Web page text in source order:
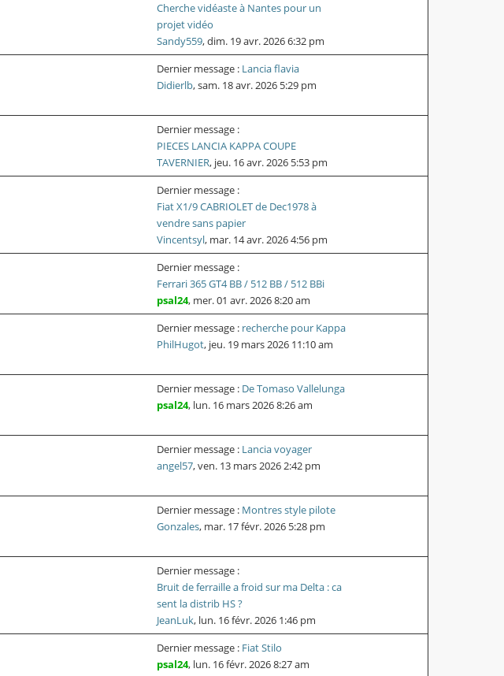
Cherche vidéaste à Nantes pour un
projet vidéo
Sandy559,dim. 19 avr. 2026 6:32 pm
Dernier message : Lancia flavia
Didierlb,sam. 18 avr. 2026 5:29 pm
Dernier message :
PIECES LANCIA KAPPA COUPE
TAVERNIER, jeu. 16 avr. 2026 5:53 pm
Dernier message :
Fiat X1/9 CABRIOLET de Dec1978 à
vendre sans papier
Vincentsyl, mar. 14 avr. 2026 4:56 pm
Dernier message :
Ferrari 365 GT4 BB / 512 BB / 512 BBi
psal24, mer. 01 avr. 2026 8:20 am
Dernier message : recherche pour Kappa
PhilHugot, jeu. 19 mars 2026 11:10 am
Dernier message : De Tomaso Vallelunga
psal24, lun. 16 mars 2026 8:26 am
Dernier message : Lancia voyager
angel57,ven. 13 mars 2026 2:42 pm
Dernier message : Montres style pilote
Gonzales, mar. 17 févr. 2026 5:28 pm
Dernier message :
Bruit de ferraille a froid sur ma Delta : ca
sent la distrib HS ?
JeanLuk, lun. 16 févr. 2026 1:46 pm
Dernier message : Fiat Stilo
psal24, lun. 16 févr. 2026 8:27 am